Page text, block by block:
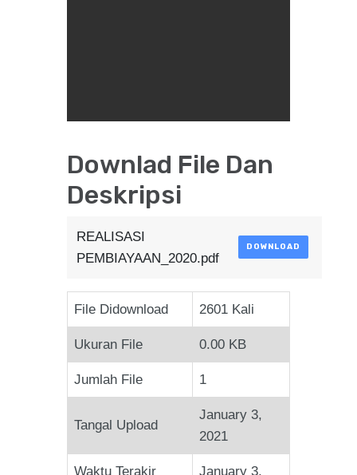
Downlad File Dan
Deskripsi
REALISASI
PEMBIAYAAN_2020.pdf
DOWNLOAD
File Didownload 2601 Kali
Ukuran File 0.00 KB
Jumlah File 1
Tangal Upload
January 3,
2021
Waktu Terakir
January 3,